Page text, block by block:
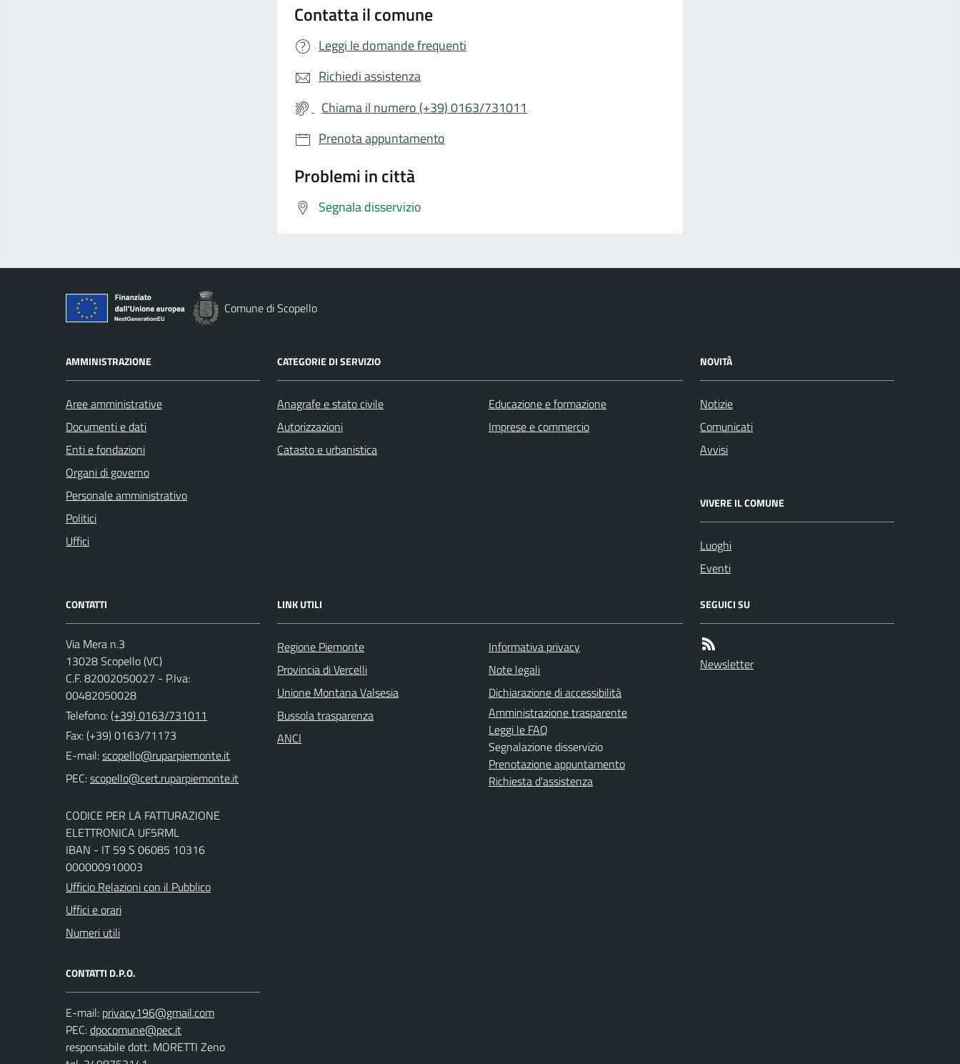
Contatta il comune
Leggi le domande frequenti
Richiedi assistenza
Chiama il numero (+39) 0163/731011
Prenota appuntamento
Problemi in città
Segnala disservizio
Comune di Scopello
AMMINISTRAZIONE
Aree amministrative
Documenti e dati
Enti e fondazioni
Organi di governo
Personale amministrativo
Politici
Uffici
CATEGORIE DI SERVIZIO
Anagrafe e stato civile
Autorizzazioni
Catasto e urbanistica
Educazione e formazione
Imprese e commercio
NOVITÀ
Notizie
Comunicati
Avvisi
VIVERE IL COMUNE
Luoghi
Eventi
CONTATTI
Via Mera n.3
13028 Scopello (VC)
C.F. 82002050027 - P.Iva:
00482050028
Telefono:(+39) 0163/731011
Fax: (+39) 0163/71173
E-mail:
PEC:
CODICE PER LA FATTURAZIONE
ELETTRONICA UF5RML
IBAN - IT 59 S 06085 10316
000000910003
Ufficio Relazioni con il Pubblico
Uffici e orari
Numeri utili
CONTATTI D.P.O.
E-mail:
PEC:
responsabile dott. MORETTI Zeno
LINK UTILI
Regione Piemonte
Provincia di Vercelli
Unione Montana Valsesia
Bussola trasparenza
ANCI
Informativa privacy
Note legali
Dichiarazione di accessibilità
Amministrazione trasparente
Leggi le FAQ
Segnalazione disservizio
Prenotazione appuntamento
Richiesta d'assistenza
SEGUICI SU
Newsletter